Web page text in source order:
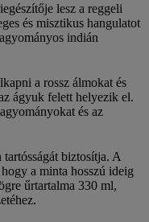
lesz a reggeli
és misztikus hangulatot
indián
a rossz álmokat és
ágyuk felett helyezik el.
és az
biztosítja. A
a minta hosszú ideig
űrtartalma 330 ml,